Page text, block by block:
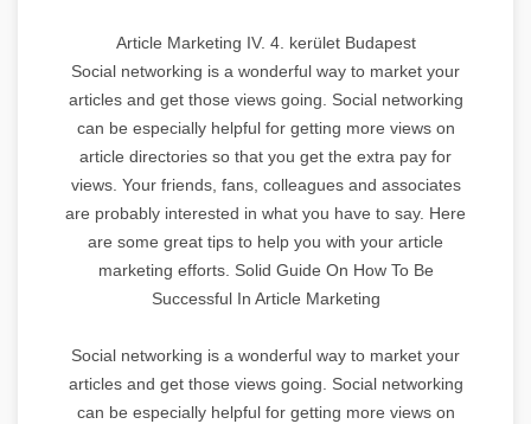
Article Marketing IV. 4. kerület Budapest
Social networking is a wonderful way to market your
articles and get those views going. Social networking
can be especially helpful for getting more views on
article directories so that you get the extra pay for
views. Your friends, fans, colleagues and associates
are probably interested in what you have to say. Here
are some great tips to help you with your article
marketing efforts. Solid Guide On How To Be
Successful In Article Marketing
Social networking is a wonderful way to market your
articles and get those views going. Social networking
can be especially helpful for getting more views on